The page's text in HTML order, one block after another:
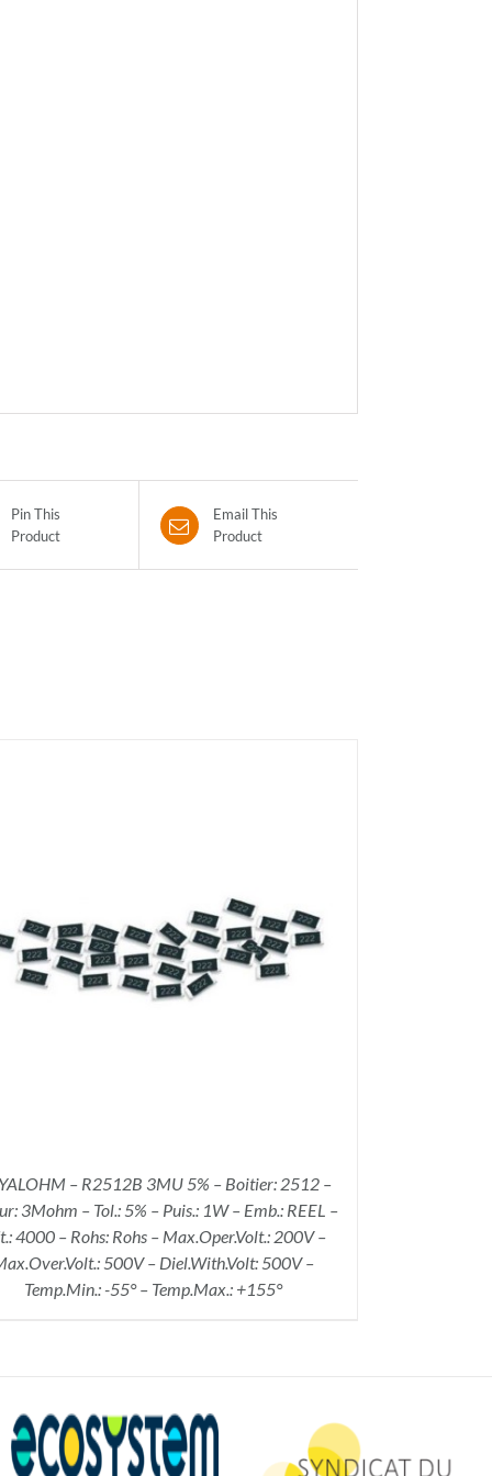
Pin This
Product
Email This
Product
– R2512B 3MU 5% – Boitier: 2512 –
3Mohm – Tol.: 5% – Puis.: 1W – Emb.: REEL –
4000 – Rohs: Rohs – Max.Oper.Volt.: 200V –
500V – Diel.With.Volt: 500V –
Temp.Min.: -55° – Temp.Max.: +155°